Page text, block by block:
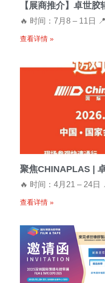
【展商推介】卓世胶
🔥 时间：7月8 – 11日
查看详情 »
聚焦CHINAPLAS |
🔥 时间：4月21 – 24日
查看详情 »